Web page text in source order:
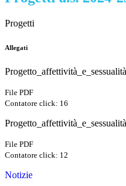
Progetti
Allegati
File PDF
Contatore click: 16
File PDF
Contatore click: 12
Notizie